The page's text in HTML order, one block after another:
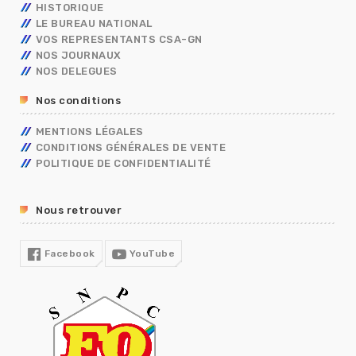
ISS
CONGÉS
DIALOGUE SOCIAL
ENTRETIEN PROFESSIONNEL
RÈGLEMENTS INTÉRIEURS
TÉLÉTRAVAIL
TEMPS DE TRAVAIL EN GENDARMERIE
FORMATION
R13
COVID19
HISTORIQUE
LE BUREAU NATIONAL
VOS REPRESENTANTS CSA-GN
NOS JOURNAUX
NOS DELEGUES
Nos conditions
MENTIONS LÉGALES
CONDITIONS GÉNÉRALES DE VENTE
POLITIQUE DE CONFIDENTIALITÉ
Nous retrouver
Facebook YouTube